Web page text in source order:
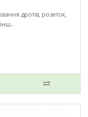
дротів, розеток,